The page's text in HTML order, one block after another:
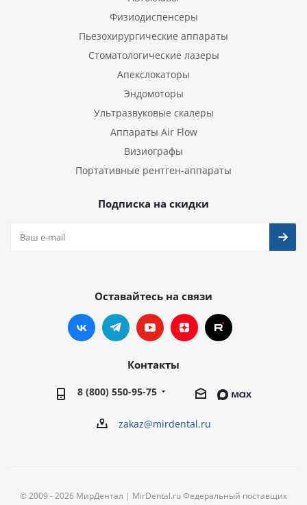
Физиодиспенсеры
Пьезохирургические аппараты
Стоматологические лазеры
Апекслокаторы
Эндомоторы
Ультразвуковые скалеры
Аппараты Air Flow
Визиографы
Портативные рентген-аппараты
Подписка на скидки
Оставайтесь на связи
Контакты
8 (800) 550-95-75
zakaz@mirdental.ru
© 2009 - 2026 МирДентал | MirDental.ru Федеральный поставщик